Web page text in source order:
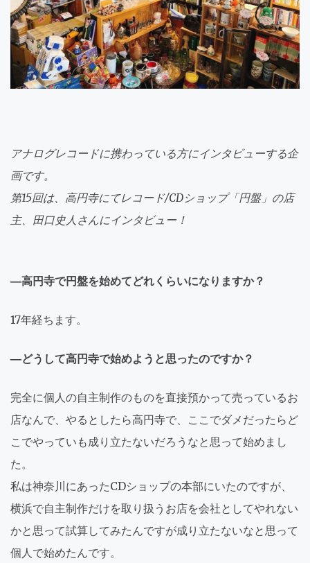
アナログレコードに携わっている方にインタビューする企
画です。
第15回は、高円寺にてレコード/CDショップ「円盤」の店
主、田口史人さんにインタビュー！
―高円寺で円盤を始めてどれくらいになりますか？
17年経ちます。
―どうして高円寺で始めようと思ったのですか？
完全に個人の自主制作のものを直接預かって売っているお
店なんで、やるとしたら高円寺で、ここでダメだったらど
こでやっていも成り立たないだろうなと思って始めまし
た。
私は神奈川にあったCDショップの本部にいたのですが、
横浜で自主制作だけを取り扱うお店を会社としてやれない
かと思って試算してみたんですが成り立たないなと思って
個人で始めたんです。